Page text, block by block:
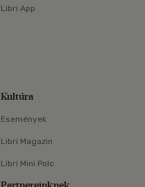
Libri App
Kultúra
Események
Libri Magazin
Libri Mini Polc